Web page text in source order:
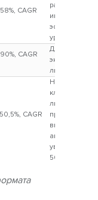
CAGR
работы в
инвестора
уровне 23%
CAGR
Длительный
ликвидный
CAGR
Низкий
класс авто
ликвидный
проблем
высокая
авто.
увеличение
50% для